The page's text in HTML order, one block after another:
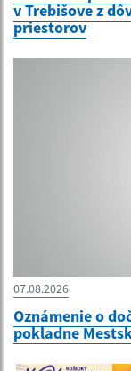
v Trebišove z
priestorov
07.08.2026
Oznámenie o
pokladne